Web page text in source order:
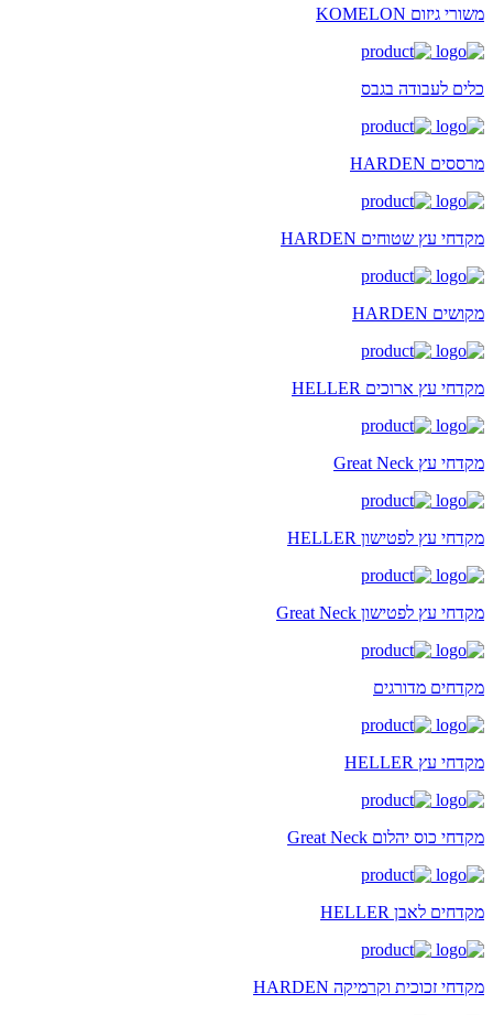
משורי גיזום KOMELON
כלים לעבודה בגבס
מרססים HARDEN
מקדחי עץ שטוחים HARDEN
מקושים HARDEN
מקדחי עץ ארוכים HELLER
מקדחי עץ Great Neck
מקדחי עץ לפטישון HELLER
מקדחי עץ לפטישון Great Neck
מקדחים מדורגים
מקדחי עץ HELLER
מקדחי כוס יהלום Great Neck
מקדחים לאבן HELLER
מקדחי זכוכית וקרמיקה HARDEN